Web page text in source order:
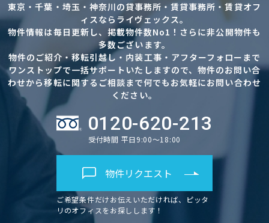
東京・千葉・埼玉・神奈川の貸事務所・賃貸事務所・賃貸オフ
ィスならライヴェックス。
物件情報は毎日更新し、掲載物件数No1！さらに非公開物件も
多数ございます。
物件のご紹介・移転引越し・内装工事・アフターフォローまで
ワンストップで一括サポートいたしますので、物件のお問い合
わせから移転に関するご相談まで何でもお気軽にお問い合わせ
ください。
0120-620-213
受付時間 平日9:00～18:00
物件リクエスト
ご希望条件だけお伝えいただければ、ピッタ
リのオフィスをお探しします！